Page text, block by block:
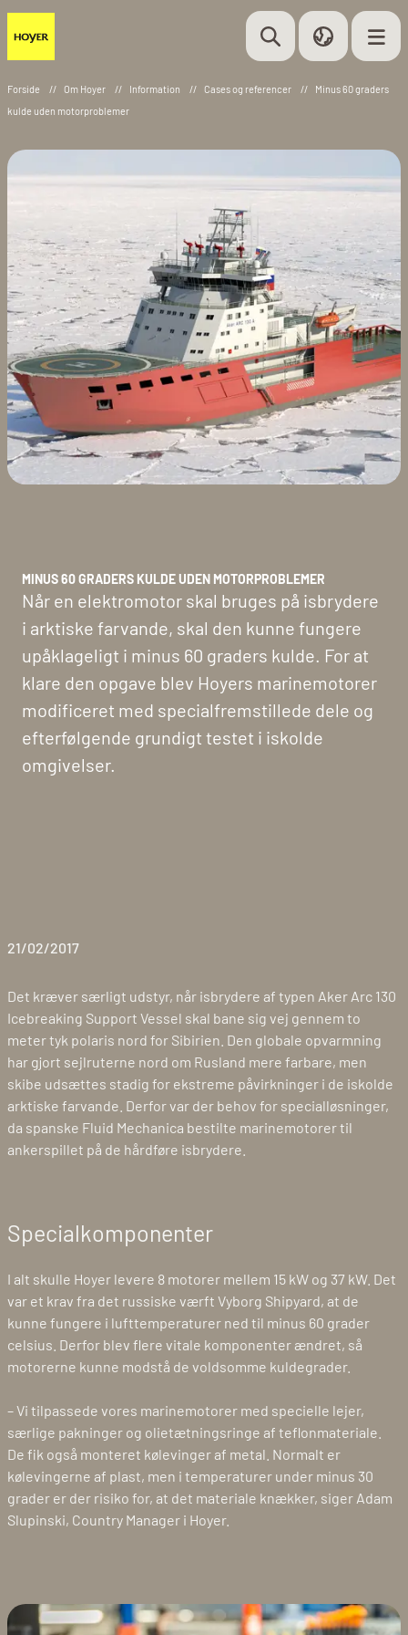
Forside // Om Hoyer // Information // Cases og referencer //
Minus 60 graders
kulde uden motorproblemer
MINUS 60 GRADERS KULDE UDEN MOTORPROBLEMER
Når en elektromotor skal bruges på isbrydere
i arktiske farvande, skal den kunne fungere
upåklageligt i minus 60 graders kulde. For at
klare den opgave blev Hoyers marinemotorer
modificeret med specialfremstillede dele og
efterfølgende grundigt testet i iskolde
omgivelser.
21/02/2017
Det kræver særligt udstyr, når isbrydere af typen Aker Arc 130
Icebreaking Support Vessel skal bane sig vej gennem to
meter tyk polaris nord for Sibirien. Den globale opvarmning
har gjort sejlruterne nord om Rusland mere farbare, men
skibe udsættes stadig for ekstreme påvirkninger i de iskolde
arktiske farvande. Derfor var der behov for specialløsninger,
da spanske Fluid Mechanica bestilte marinemotorer til
ankerspillet på de hårdføre isbrydere.
Specialkomponenter
I alt skulle Hoyer levere 8 motorer mellem 15 kW og 37 kW. Det
var et krav fra det russiske værft Vyborg Shipyard, at de
kunne fungere i lufttemperaturer ned til minus 60 grader
celsius. Derfor blev flere vitale komponenter ændret, så
motorerne kunne modstå de voldsomme kuldegrader.
– Vi tilpassede vores marinemotorer med specielle lejer,
særlige pakninger og olietætningsringe af teflonmateriale.
De fik også monteret kølevinger af metal. Normalt er
kølevingerne af plast, men i temperaturer under minus 30
grader er der risiko for, at det materiale knækker, siger Adam
Slupinski, Country Manager i Hoyer.